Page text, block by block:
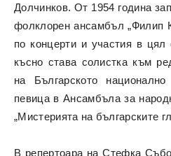
Долчинков. От 1954 година
фолклорен ансамбъл „Филип
по концерти и участия в цял
късно става солистка към
на Българското
певица в Ансамбъла за
„Мистерията на българските
В репертоара на Стефка